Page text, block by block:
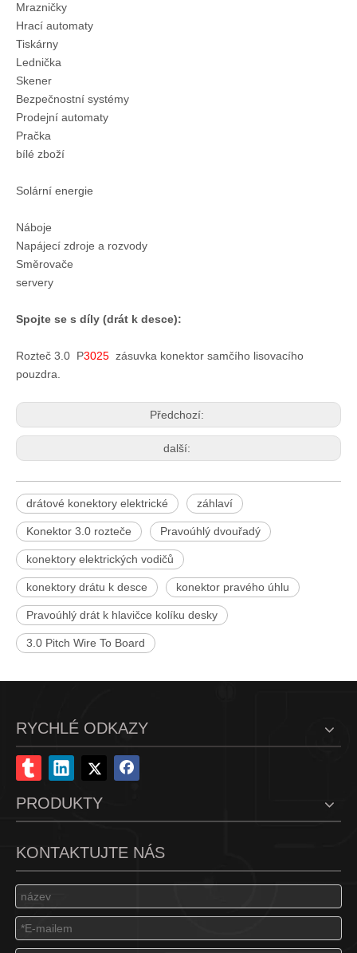
Mrazničky
Hrací automaty
Tiskárny
Lednička
Skener
Bezpečnostní systémy
Prodejní automaty
Pračka
bílé zboží
Solární energie
Náboje
Napájecí zdroje a rozvody
Směrovače
servery
Spojte se s díly (drát k desce):
Rozteč 3.0 P3025 zásuvka konektor samčího lisovacího
pouzdra.
Předchozí:
další:
drátové konektory elektrické záhlaví
Konektor 3.0 rozteče Pravoúhlý dvouřadý
konektory elektrických vodičů
konektory drátu k desce konektor pravého úhlu
Pravoúhlý drát k hlavičce kolíku desky
3.0 Pitch Wire To Board
RYCHLÉ ODKAZY
PRODUKTY
KONTAKTUJTE NÁS